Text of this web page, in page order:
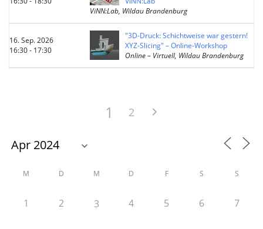
ViNN:Lab, Wildau Brandenburg
16. Sep. 2026
16:30 - 17:30
"3D-Druck: Schichtweise war gestern!
XYZ-Slicing" – Online-Workshop
Online – Virtuell, Wildau Brandenburg
1 2
M D M D F S S
1 2 3 4 5 6 7